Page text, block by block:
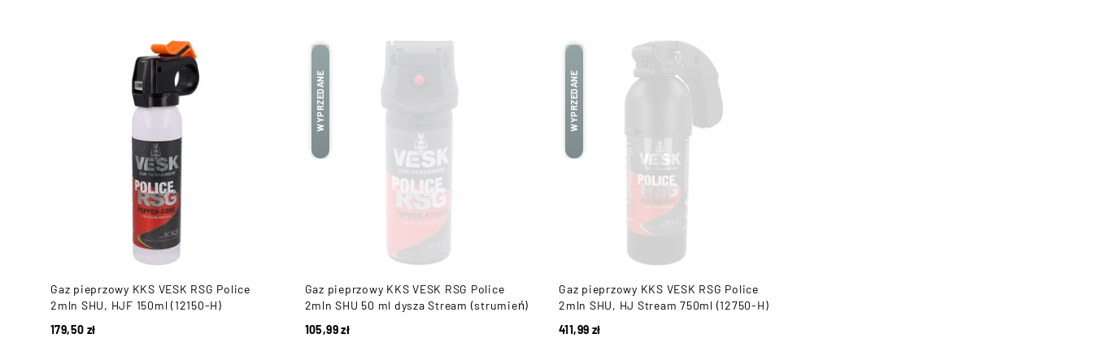
Gaz pieprzowy KKS VESK RSG Police
2mln SHU, HJF 150ml (12150-H)
179,50 zł
WYPRZEDANE
Gaz pieprzowy KKS VESK RSG Police
2mln SHU 50 ml dysza Stream (strumień)
105,99zł
WYPRZEDANE
Gaz pieprzowy KKS VESK RSG Police
2mln SHU, HJ Stream 750ml (12750-H)
411,99 zł